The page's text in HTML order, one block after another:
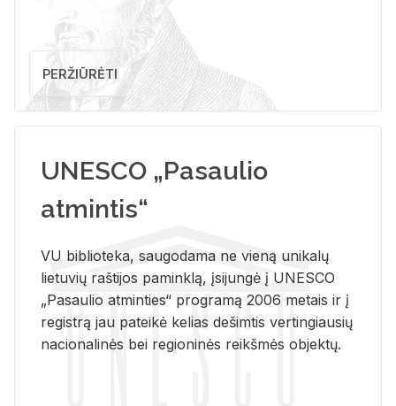
PERŽIŪRĖTI
UNESCO „Pasaulio
atmintis“
VU biblioteka, saugodama ne vieną unikalų
lietuvių raštijos paminklą, įsijungė į UNESCO
„Pasaulio atminties“ programą 2006 metais ir į
registrą jau pateikė kelias dešimtis vertingiausių
nacionalinės bei regioninės reikšmės objektų.